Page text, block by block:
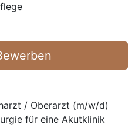
/ Oberarzt (m/w/d)
für eine Akutklinik